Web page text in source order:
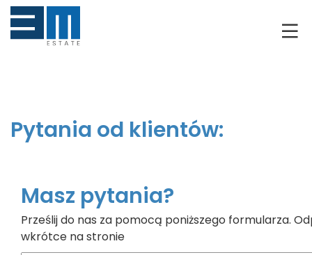
O NAS
NIERUCHOMOŚCI
DRON
Pytania od klientów:
Masz pytania?
Prześlij do nas za pomocą poniższego formularza.
wkrótce na stronie